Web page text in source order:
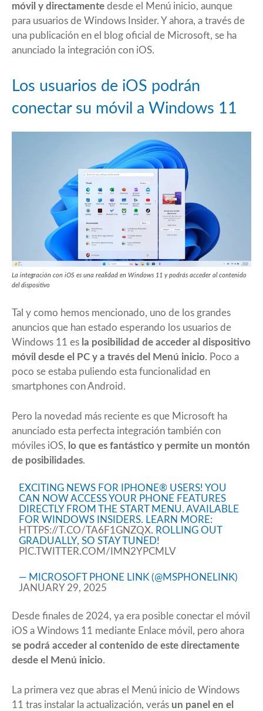
móvil y directamente desde el Menú inicio, aunque
para usuarios de Windows Insider. Y ahora, a través de
una publicación en el blog oficial de Microsoft, se ha
anunciado la integración con iOS.
Los usuarios de iOS podrán
conectar su móvil a Windows 11
La integración con iOS es una realidad en Windows 11 y podrás acceder al contenido
del dispositivo
Tal y como hemos mencionado, uno de los grandes
anuncios que han estado esperando los usuarios de
Windows 11 es la posibilidad de acceder al dispositivo
móvil desde el PC y a través del Menú inicio. Poco a
poco se estaba puliendo esta funcionalidad en
smartphones con Android.
Pero la novedad más reciente es que Microsoft ha
anunciado esta perfecta integración también con
móviles iOS, lo que es fantástico y permite un montón
de posibilidades.
EXCITING NEWS FOR IPHONE® USERS! YOU
CAN NOW ACCESS YOUR PHONE FEATURES
DIRECTLY FROM THE START MENU. AVAILABLE
FOR WINDOWS INSIDERS. LEARN MORE:
HTTPS://T.CO/TA6F1GNZQX. ROLLING OUT
GRADUALLY, SO STAY TUNED!
PIC.TWITTER.COM/IMN2YPCMLV
— MICROSOFT PHONE LINK (@MSPHONELINK)
JANUARY 29, 2025
Desde finales de 2024, ya era posible conectar el móvil
iOS a Windows 11 mediante Enlace móvil , pero ahora
se podrá acceder al contenido de este directamente
desde el Menú inicio.
La primera vez que abras el Menú inicio de Windows
11 tras instalar la actualización, verás un panel en el